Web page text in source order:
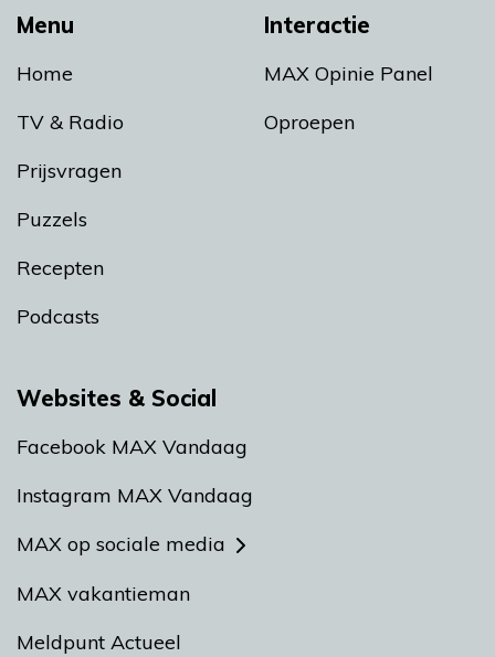
Menu
Home
TV & Radio
Prijsvragen
Puzzels
Recepten
Podcasts
Interactie
MAX Opinie Panel
Oproepen
Websites & Social
Facebook MAX Vandaag
Instagram MAX Vandaag
MAX op sociale media
MAX vakantieman
Meldpunt Actueel